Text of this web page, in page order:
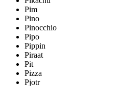
Pim
Pino
Pinocchio
Pipo
Pippin
Piraat
Pit
Pizza
Pjotr